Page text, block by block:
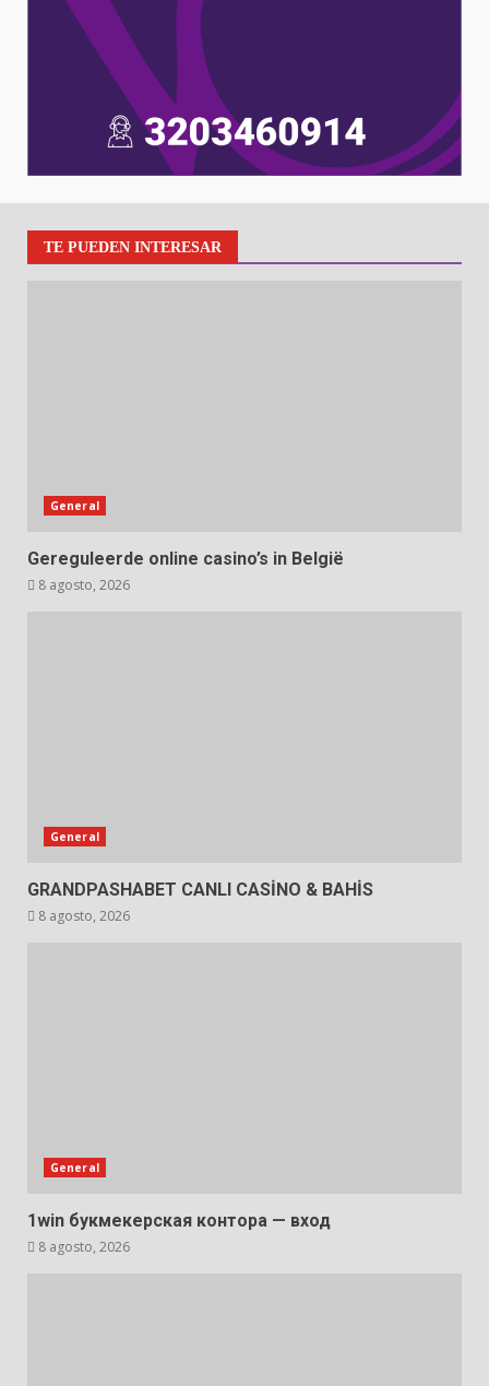
TE PUEDEN INTERESAR
General
Gereguleerde online casino’s in België
8 agosto, 2026
General
GRANDPASHABET CANLI CASİNO & BAHİS
8 agosto, 2026
General
1win букмекерская контора — вход
8 agosto, 2026